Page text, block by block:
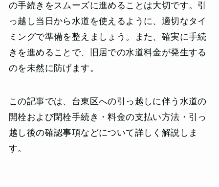
の手続きをスムーズに進めることは大切です。引
っ越し当日から水道を使えるように、適切なタイ
ミングで準備を整えましょう。また、確実に手続
きを進めることで、旧居での水道料金が発生する
のを未然に防げます。
この記事では、台東区への引っ越しに伴う水道の
開栓および閉栓手続き・料金の支払い方法・引っ
越し後の確認事項などについて詳しく解説しま
す。